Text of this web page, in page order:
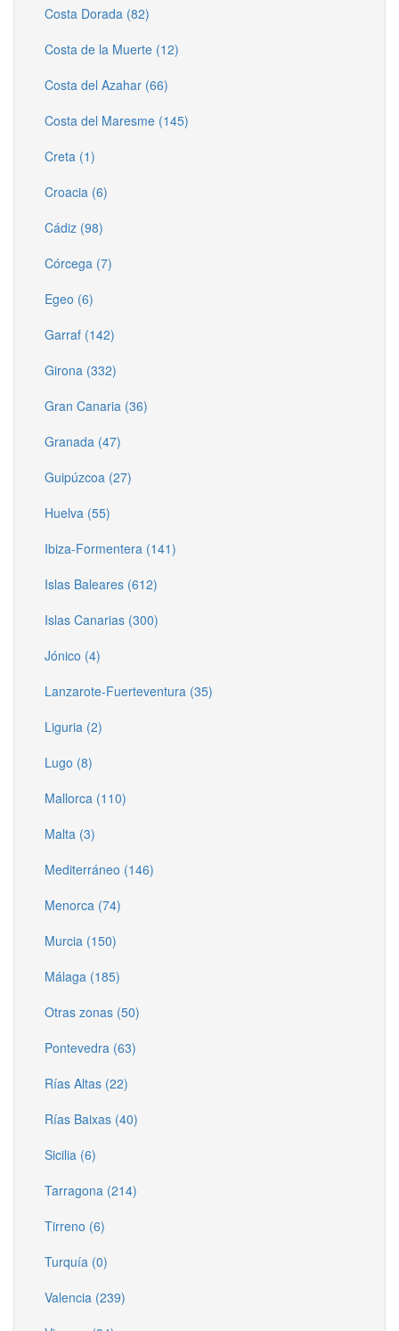
Costa Dorada (82)
Costa de la Muerte (12)
Costa del Azahar (66)
Costa del Maresme (145)
Creta (1)
Croacia (6)
Cádiz (98)
Córcega (7)
Egeo (6)
Garraf (142)
Girona (332)
Gran Canaria (36)
Granada (47)
Guipúzcoa (27)
Huelva (55)
Ibiza-Formentera (141)
Islas Baleares (612)
Islas Canarias (300)
Jónico (4)
Lanzarote-Fuerteventura (35)
Liguria (2)
Lugo (8)
Mallorca (110)
Malta (3)
Mediterráneo (146)
Menorca (74)
Murcia (150)
Málaga (185)
Otras zonas (50)
Pontevedra (63)
Rías Altas (22)
Rías Baixas (40)
Sicilia (6)
Tarragona (214)
Tirreno (6)
Turquía (0)
Valencia (239)